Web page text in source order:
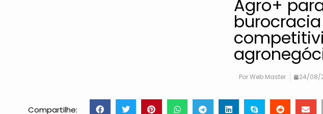
Agro+
PorWeb Master 24/08/
Compartilhe: